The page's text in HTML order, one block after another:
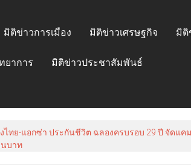
มิติข่าวการเมือง มิติข่าวเศรษฐกิจ มิติ
ยาการ มิติข่าวประชาสัมพันธ์
ไทย-แอกซ่า ประกันชีวิต ฉลองครบรอบ 29 ปี จัดแ
บาท